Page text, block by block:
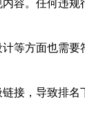
容。任何违规
等方面也需要
接，导致排名